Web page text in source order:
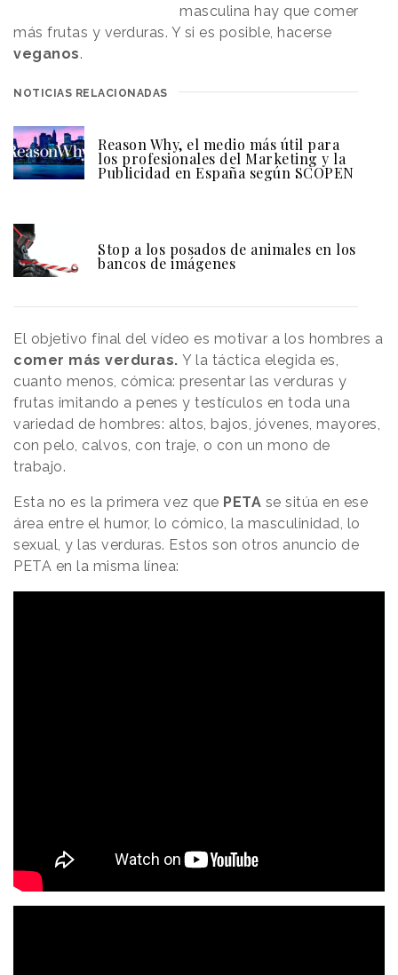
masculina hay que comer
más frutas y verduras. Y si es posible, hacerse
veganos.
NOTICIAS RELACIONADAS
Reason Why, el medio más útil para
los profesionales del Marketing y la
Publicidad en España según SCOPEN
Stop a los posados de animales en los
bancos de imágenes
El objetivo final del vídeo es motivar a los hombres a
comer más verduras. Y la táctica elegida es,
cuanto menos, cómica: presentar las verduras y
frutas imitando a penes y testículos en toda una
variedad de hombres: altos, bajos, jóvenes, mayores,
con pelo, calvos, con traje, o con un mono de
trabajo.
Esta no es la primera vez que PETA se sitúa en ese
área entre el humor, lo cómico, la masculinidad, lo
sexual, y las verduras. Estos son otros anuncio de
PETA en la misma línea: